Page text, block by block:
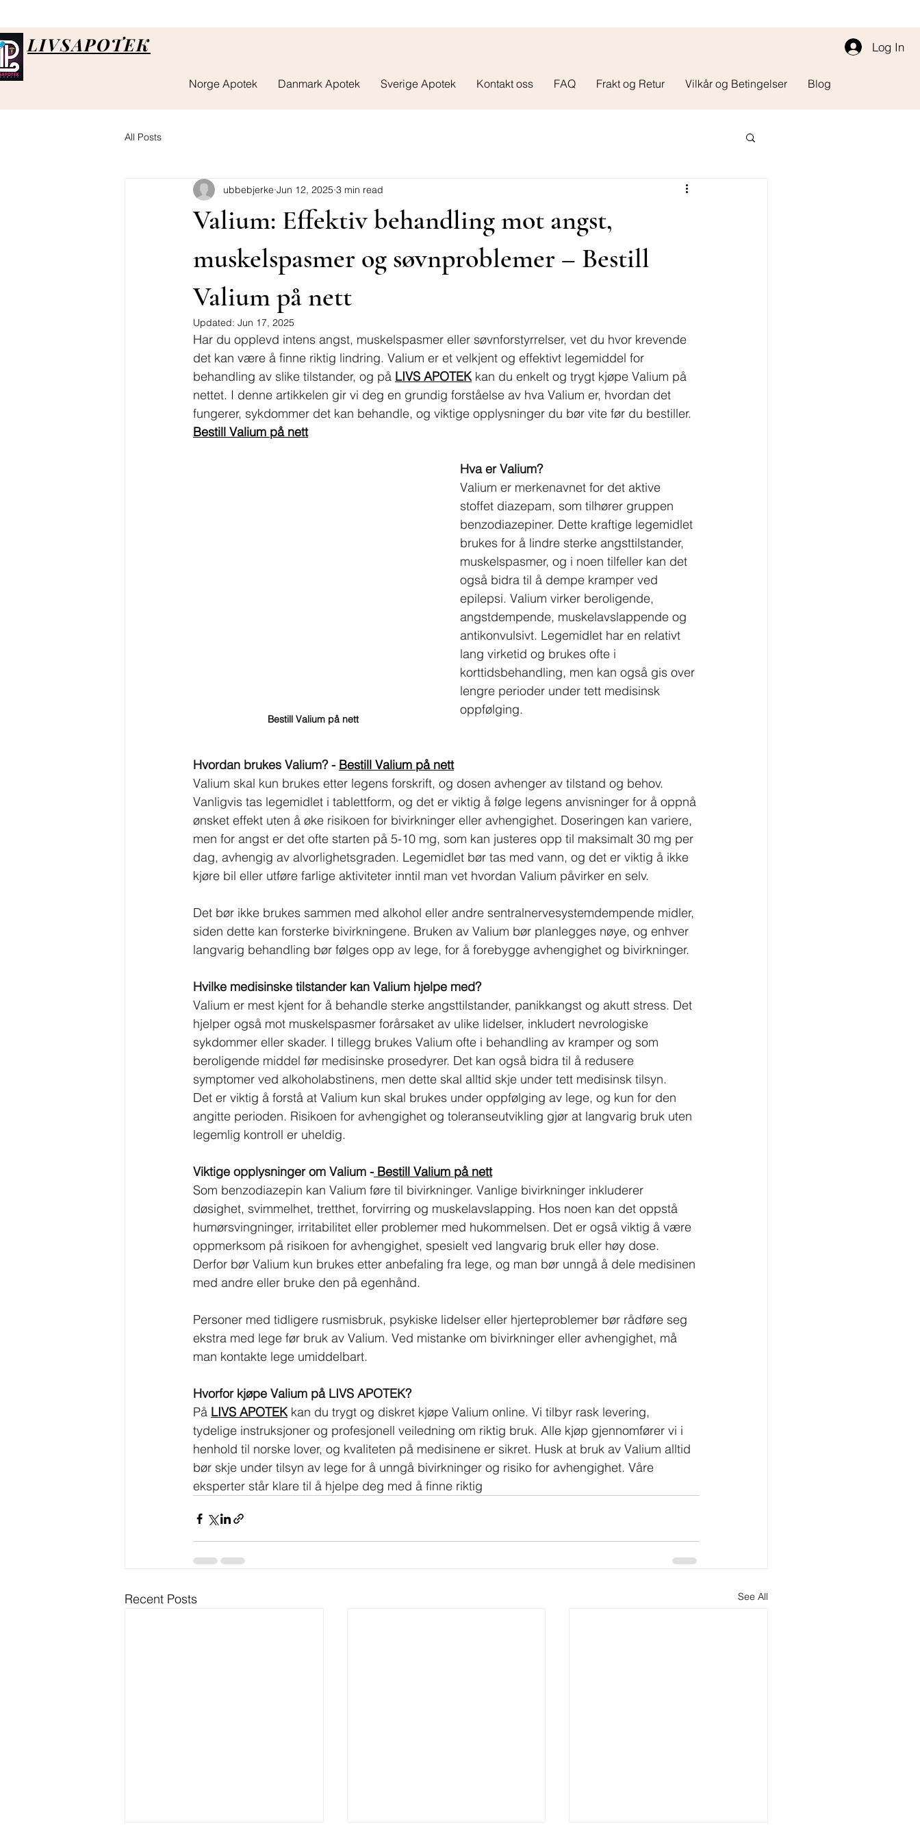
LIVSAPOTEK Log In
Norge Apotek Danmark Apotek Sverige Apotek Kontakt oss FAQ Frakt og Retur Vilkår og Betingelser Blog
All Posts
Valium: Effektiv behandling mot angst,
muskelspasmer og søvnproblemer – Bestill
Valium på nett
ubbebjerke Jun 12, 2025 3 min read
Updated: Jun 17, 2025
Har du opplevd intens angst, muskelspasmer eller søvnforstyrrelser, vet du hvor krevende
det kan være å finne riktig lindring. Valium er et velkjent og effektivt legemiddel for
behandling av slike tilstander, og på LIVS APOTEK kan du enkelt og trygt kjøpe Valium på
nettet. I denne artikkelen gir vi deg en grundig forståelse av hva Valium er, hvordan det
fungerer, sykdommer det kan behandle, og viktige opplysninger du bør vite før du bestiller.
Bestill Valium på nett
Bestill Valium på nett
Hva er Valium?
Valium er merkenavnet for det aktive
stoffet diazepam, som tilhører gruppen
benzodiazepiner. Dette kraftige legemidlet
brukes for å lindre sterke angsttilstander,
muskelspasmer, og i noen tilfeller kan det
også bidra til å dempe kramper ved
epilepsi. Valium virker beroligende,
angstdempende, muskelavslappende og
antikonvulsivt. Legemidlet har en relativt
lang virketid og brukes ofte i
korttidsbehandling, men kan også gis over
lengre perioder under tett medisinsk
oppfølging.
Hvordan brukes Valium? - Bestill Valium på nett
Valium skal kun brukes etter legens forskrift, og dosen avhenger av tilstand og behov.
Vanligvis tas legemidlet i tablettform, og det er viktig å følge legens anvisninger for å oppnå
ønsket effekt uten å øke risikoen for bivirkninger eller avhengighet. Doseringen kan variere,
men for angst er det ofte starten på 5-10 mg, som kan justeres opp til maksimalt 30 mg per
dag, avhengig av alvorlighetsgraden. Legemidlet bør tas med vann, og det er viktig å ikke
kjøre bil eller utføre farlige aktiviteter inntil man vet hvordan Valium påvirker en selv.
Det bør ikke brukes sammen med alkohol eller andre sentralnervesystemdempende midler,
siden dette kan forsterke bivirkningene. Bruken av Valium bør planlegges nøye, og enhver
langvarig behandling bør følges opp av lege, for å forebygge avhengighet og bivirkninger.
Hvilke medisinske tilstander kan Valium hjelpe med?
Valium er mest kjent for å behandle sterke angsttilstander, panikkangst og akutt stress. Det
hjelper også mot muskelspasmer forårsaket av ulike lidelser, inkludert nevrologiske
sykdommer eller skader. I tillegg brukes Valium ofte i behandling av kramper og som
beroligende middel før medisinske prosedyrer. Det kan også bidra til å redusere
symptomer ved alkoholabstinens, men dette skal alltid skje under tett medisinsk tilsyn.
Det er viktig å forstå at Valium kun skal brukes under oppfølging av lege, og kun for den
angitte perioden. Risikoen for avhengighet og toleranseutvikling gjør at langvarig bruk uten
legemlig kontroll er uheldig.
Viktige opplysninger om Valium - Bestill Valium på nett
Som benzodiazepin kan Valium føre til bivirkninger. Vanlige bivirkninger inkluderer
døsighet, svimmelhet, tretthet, forvirring og muskelavslapping. Hos noen kan det oppstå
humørsvingninger, irritabilitet eller problemer med hukommelsen. Det er også viktig å være
oppmerksom på risikoen for avhengighet, spesielt ved langvarig bruk eller høy dose.
Derfor bør Valium kun brukes etter anbefaling fra lege, og man bør unngå å dele medisinen
med andre eller bruke den på egenhånd.
Personer med tidligere rusmisbruk, psykiske lidelser eller hjerteproblemer bør rådføre seg
ekstra med lege før bruk av Valium. Ved mistanke om bivirkninger eller avhengighet, må
man kontakte lege umiddelbart.
Hvorfor kjøpe Valium på LIVS APOTEK?
På LIVS APOTEK kan du trygt og diskret kjøpe Valium online. Vi tilbyr rask levering,
tydelige instruksjoner og profesjonell veiledning om riktig bruk. Alle kjøp gjennomfører vi i
henhold til norske lover, og kvaliteten på medisinene er sikret. Husk at bruk av Valium alltid
bør skje under tilsyn av lege for å unngå bivirkninger og risiko for avhengighet. Våre
eksperter står klare til å hjelpe deg med å finne riktig
Recent Posts See All